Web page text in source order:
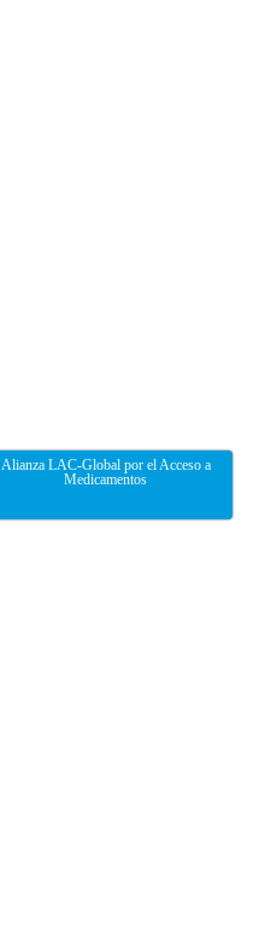
Alianza LAC-Global por el Acceso a
Medicamentos